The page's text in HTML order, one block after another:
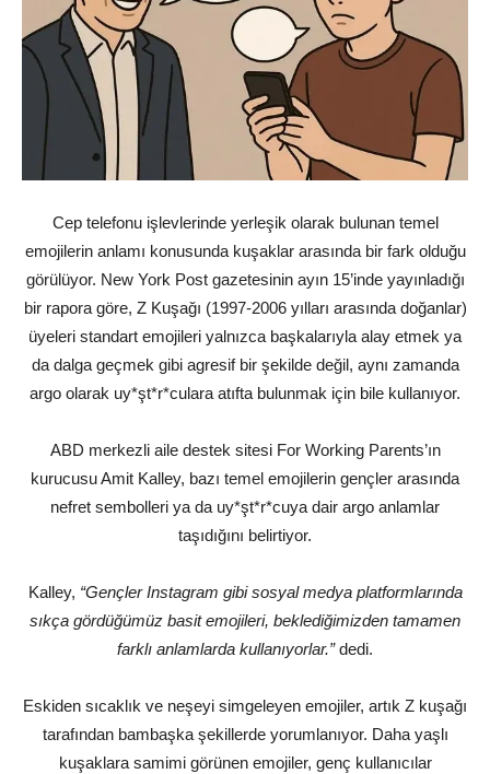
Cep telefonu işlevlerinde yerleşik olarak bulunan temel
emojilerin anlamı konusunda kuşaklar arasında bir fark olduğu
görülüyor. New York Post gazetesinin ayın 15’inde yayınladığı
bir rapora göre, Z Kuşağı (1997-2006 yılları arasında doğanlar)
üyeleri standart emojileri yalnızca başkalarıyla alay etmek ya
da dalga geçmek gibi agresif bir şekilde değil, aynı zamanda
argo olarak uy*şt*r*culara atıfta bulunmak için bile kullanıyor.
ABD merkezli aile destek sitesi For Working Parents’ın
kurucusu Amit Kalley, bazı temel emojilerin gençler arasında
nefret sembolleri ya da uy*şt*r*cuya dair argo anlamlar
taşıdığını belirtiyor.
Kalley, “Gençler Instagram gibi sosyal medya platformlarında
sıkça gördüğümüz basit emojileri, beklediğimizden tamamen
farklı anlamlarda kullanıyorlar.”dedi.
Eskiden sıcaklık ve neşeyi simgeleyen emojiler, artık Z kuşağı
tarafından bambaşka şekillerde yorumlanıyor. Daha yaşlı
kuşaklara samimi görünen emojiler, genç kullanıcılar